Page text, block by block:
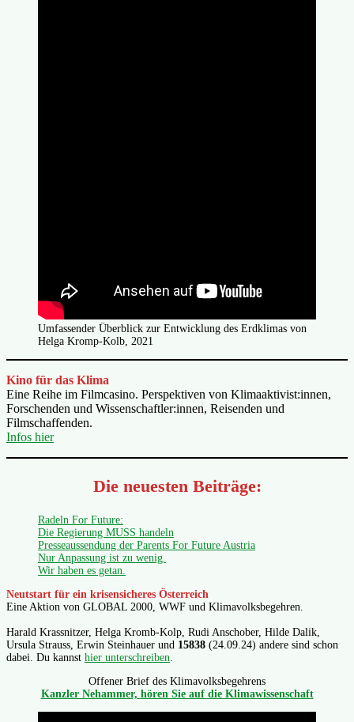
Umfassender Überblick zur Entwicklung des Erdklimas von
Helga Kromp-Kolb, 2021
Kino für das Klima
Eine Reihe im Filmcasino. Perspektiven von Klimaaktivist:innen,
Forschenden und Wissenschaftler:innen, Reisenden und
Filmschaffenden.
Infos hier
Die neuesten Beiträge:
Radeln For Future:
Die Regierung MUSS handeln
Presseaussendung der Parents For Future Austria
Nur Anpassung ist zu wenig.
Wir haben es getan.
Neutstart für ein krisensicheres Österreich
Eine Aktion von GLOBAL 2000, WWF und Klimavolksbegehren.
Harald Krassnitzer, Helga Kromb-Kolp, Rudi Anschober, Hilde Dalik,
Ursula Strauss, Erwin Steinhauer und 15838 (24.09.24) andere sind schon
dabei. Du kannst hier unterschreiben
Offener Brief des Klimavolksbegehrens
Kanzler Nehammer, hören Sie auf die Klimawissenschaft